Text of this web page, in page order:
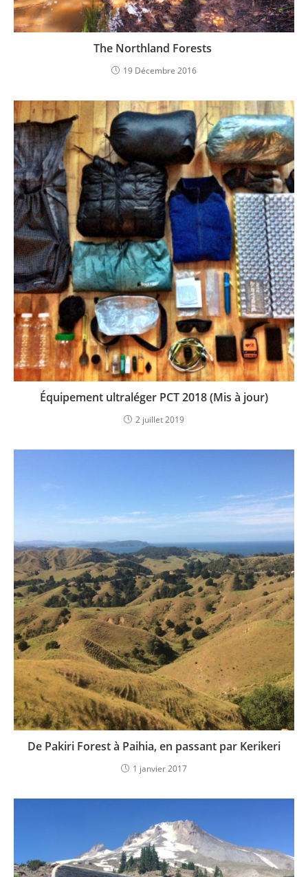
The Northland Forests
19 Décembre 2016
Équipement ultraléger PCT 2018 (Mis à jour)
2 juillet 2019
De Pakiri Forest à Paihia, en passant par Kerikeri
1 janvier 2017